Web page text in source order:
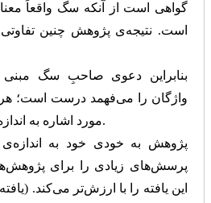
گواهی است از آنکه سگ واقعاً
است. نتیجه‌ی پژوهش چنین
بنابراین دعوی صاحبِ سگ‌ مبنی
واژگان را می‌فهمد درست است؛
مورد اشاره به اندازه‌ی کافی دقیق عمل نکند.
پژوهش به خودی خود به
پرسش‌های زیادی را برای
این یافته را با ارزش‌تر می‌کند.